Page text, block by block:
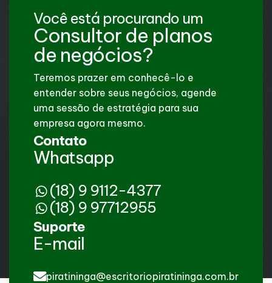
Você está procurando um
Consultor de planos
de negócios?
Teremos prazer em conhecê-lo e
entender sobre seus negócios, agende
uma sessão de estratégia para sua
empresa agora mesmo.
Contato
Whatsapp
(18) 9 9112-4377
(18) 9 97712955
Suporte
E-mail
piratininga@escritoriopiratininga.com.br